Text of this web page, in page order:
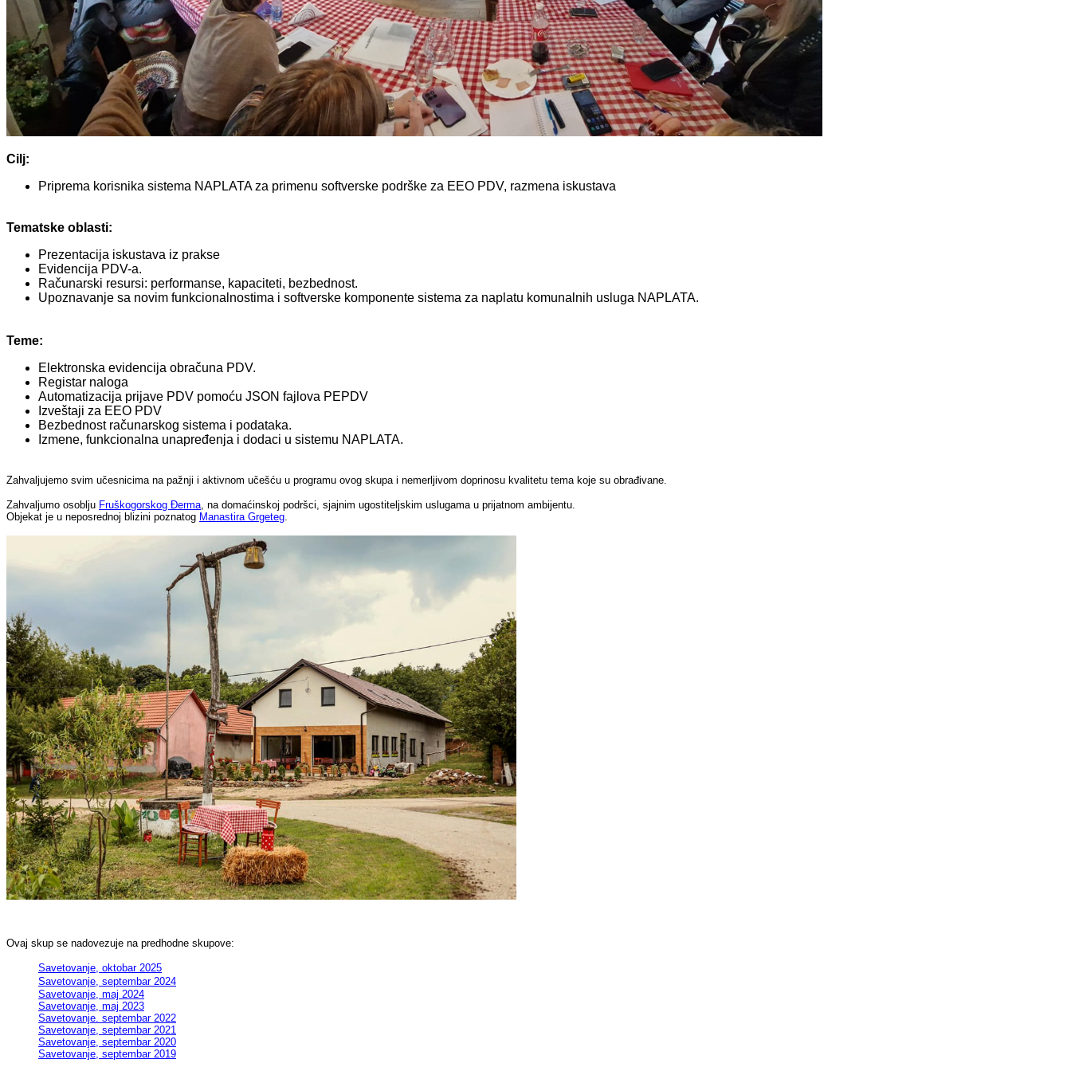
Cilj:
Priprema korisnika sistema NAPLATA za primenu softverske podrške za EEO PDV, razmena iskustava
Tematske oblasti:
Prezentacija iskustava iz prakse
Evidencija PDV-a.
Računarski resursi: performanse, kapaciteti, bezbednost.
Upoznavanje sa novim funkcionalnostima i softverske komponente sistema za naplatu komunalnih usluga NAPLATA.
Teme:
Elektronska evidencija obračuna PDV.
Registar naloga
Automatizacija prijave PDV pomoću JSON fajlova PEPDV
Izveštaji za EEO PDV
Bezbednost računarskog sistema i podataka.
Izmene, funkcionalna unapređenja i dodaci u sistemu NAPLATA.
Zahvaljujemo svim učesnicima na pažnji i aktivnom učešću u programu ovog skupa i nemerljivom doprinosu kvalitetu tema koje su obrađivane.
Zahvaljumo osoblju Fruškogorskog Đerma, na domaćinskoj podršci, sjajnim ugostiteljskim uslugama u prijatnom ambijentu.
Objekat je u neposrednoj blizini poznatog Manastira Grgeteg.
Ovaj skup se nadovezuje na predhodne skupove:
Savetovanje, oktobar 2025
Savetovanje, septembar 2024
Savetovanje, maj 2024
Savetovanje, maj 2023
Savetovanje. septembar 2022
Savetovanje, septembar 2021
Savetovanje, septembar 2020
Savetovanje, septembar 2019